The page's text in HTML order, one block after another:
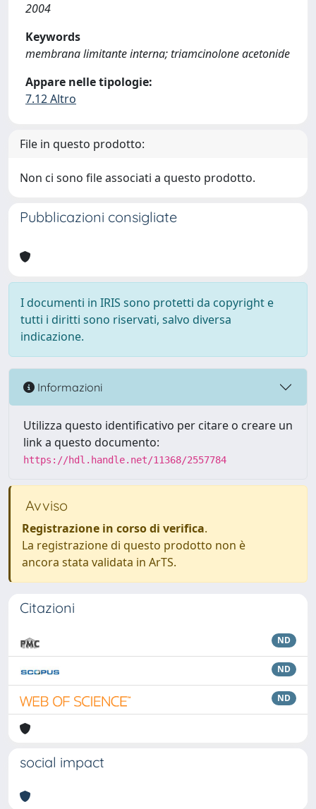
2004
Keywords
membrana limitante interna; triamcinolone acetonide
Appare nelle tipologie:
7.12 Altro
File in questo prodotto:
Non ci sono file associati a questo prodotto.
Pubblicazioni consigliate
I documenti in IRIS sono protetti da copyright e
tutti i diritti sono riservati, salvo diversa
indicazione.
Informazioni
Utilizza questo identificativo per citare o creare un
link a questo documento:
https://hdl.handle.net/11368/2557784
Avviso
Registrazione in corso di verifica.
La registrazione di questo prodotto non è
ancora stata validata in ArTS.
Citazioni
ND
ND
ND
social impact